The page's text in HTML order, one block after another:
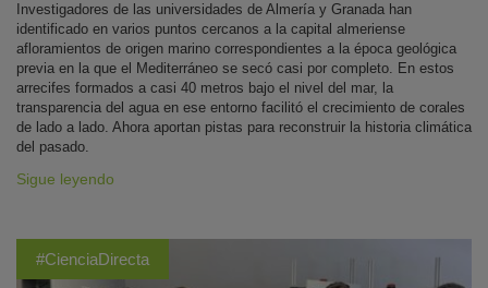
Investigadores de las universidades de Almería y Granada han
identificado en varios puntos cercanos a la capital almeriense
afloramientos de origen marino correspondientes a la época geológica
previa en la que el Mediterráneo se secó casi por completo. En estos
arrecifes formados a casi 40 metros bajo el nivel del mar, la
transparencia del agua en ese entorno facilitó el crecimiento de corales
de lado a lado. Ahora aportan pistas para reconstruir la historia climática
del pasado.
Sigue leyendo
#CienciaDirecta